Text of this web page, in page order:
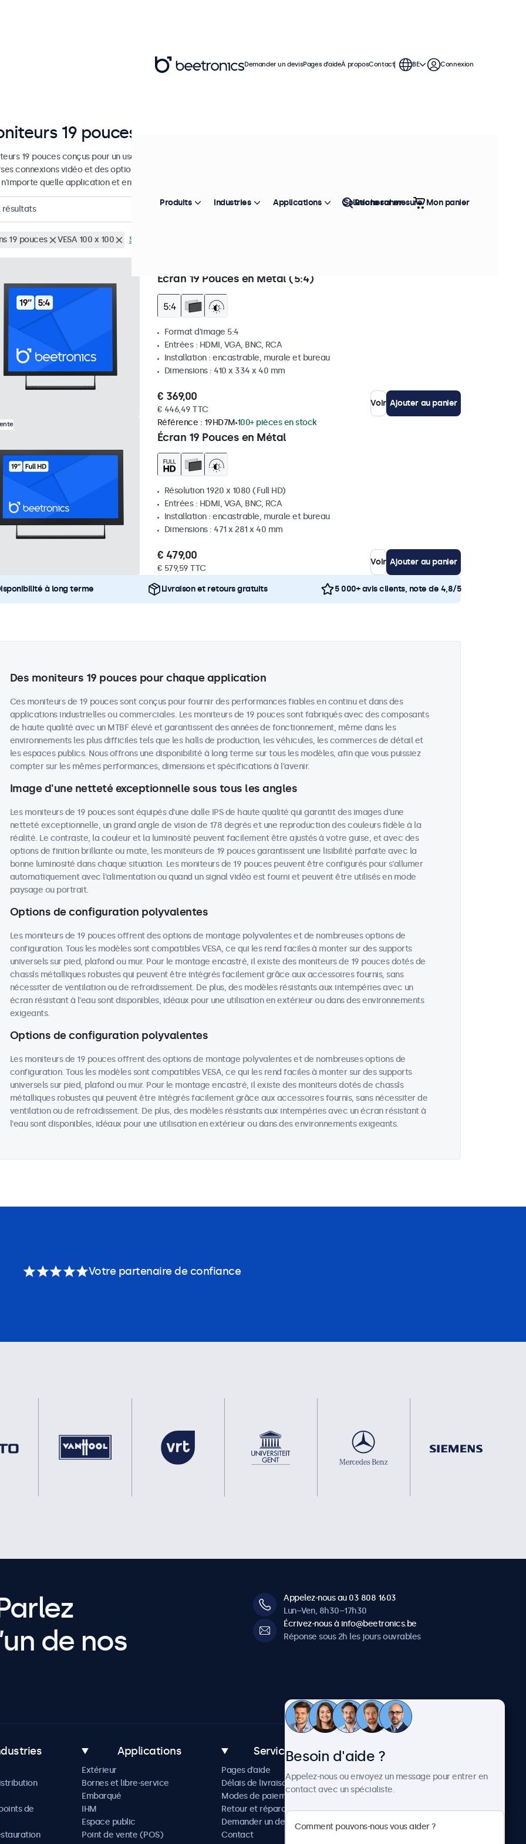
19 pouces
19 pouces conçus pour un usage industriel et commercial. Ces moniteurs de 19 pouces offrent
connexions vidéo et des options de montage polyvalentes, leur permettant de s'intégrer facilement
n'importe quelle application et environnement.
résultats Top vente
19 pouces VESA 100 x 100 Supprimer tous les filtres
Écran 19 Pouces en Métal (5:4)
Format d'image 5:4
Entrées : HDMI, VGA, BNC, RCA
Installation : encastrable, murale et bureau
Dimensions : 410 x 334 x 40 mm
€ 369,00
€ 446,49 TTC
Voir Ajouter au panier
Écran 19 Pouces en Métal
Référence : 19HD7M 100+ pièces en stock
Résolution 1920 x 1080 (Full HD)
Entrées : HDMI, VGA, BNC, RCA
Installation : encastrable, murale et bureau
Dimensions : 471 x 281 x 40 mm
€ 479,00
€ 579,59 TTC
Voir Ajouter au panier
à long terme Livraison et retours gratuits 5 000+ avis clients, note de 4,8/5
Des moniteurs 19 pouces pour chaque application
Ces moniteurs de 19 pouces sont conçus pour fournir des performances fiables en continu et dans des
applications industrielles ou commerciales. Les moniteurs de 19 pouces sont fabriqués avec des composants
de haute qualité avec un MTBF élevé et garantissent des années de fonctionnement, même dans les
environnements les plus difficiles tels que les halls de production, les véhicules, les commerces de détail et
les espaces publics. Nous offrons une disponibilité à long terme sur tous les modèles, afin que vous puissiez
compter sur les mêmes performances, dimensions et spécifications à l'avenir.
Image d'une netteté exceptionnelle sous tous les angles
Les moniteurs de 19 pouces sont équipés d'une dalle IPS de haute qualité qui garantit des images d'une
netteté exceptionnelle, un grand angle de vision de 178 degrés et une reproduction des couleurs fidèle à la
réalité. Le contraste, la couleur et la luminosité peuvent facilement être ajustés à votre guise, et avec des
options de finition brillante ou mate, les moniteurs de 19 pouces garantissent une lisibilité parfaite avec la
bonne luminosité dans chaque situation. Les moniteurs de 19 pouces peuvent être configurés pour s'allumer
automatiquement avec l'alimentation ou quand un signal vidéo est fourni et peuvent être utilisés en mode
paysage ou portrait.
Options de configuration polyvalentes
Les moniteurs de 19 pouces offrent des options de montage polyvalentes et de nombreuses options de
configuration. Tous les modèles sont compatibles VESA, ce qui les rend faciles à monter sur des supports
universels sur pied, plafond ou mur. Pour le montage encastré, il existe des moniteurs de 19 pouces dotés de
chassîs métalliques robustes qui peuvent être intégrés facilement grâce aux accessoires fournis, sans
nécessiter de ventilation ou de refroidissement. De plus, des modèles résistants aux intempéries avec un
écran résistant à l'eau sont disponibles, idéaux pour une utilisation en extérieur ou dans des environnements
exigeants.
Options de configuration polyvalentes
Les moniteurs de 19 pouces offrent des options de montage polyvalentes et de nombreuses options de
configuration. Tous les modèles sont compatibles VESA, ce qui les rend faciles à monter sur des supports
universels sur pied, plafond ou mur. Pour le montage encastré, il existe des moniteurs dotés de chassîs
métalliques robustes qui peuvent être intégrés facilement grâce aux accessoires fournis, sans nécessiter de
ventilation ou de refroidissement. De plus, des modèles résistants aux intempéries avec un écran résistant à
l'eau sont disponibles, idéaux pour une utilisation en extérieur ou dans des environnements exigeants.
Demander un devisPages d’aideÀ proposContact BE Connexion
Produits Industries Applications Solutions sur mesure
Rechercher Mon panier
Votre partenaire de confiance
de nos
Appelez-nous au 03 808 1603
Lun–Ven, 8h30–17h30
Écrivez-nous à info@beetronics.be
Réponse sous 2h les jours ouvrables
de
Applications
Extérieur
Bornes et libre-service
Embarqué
IHM
Espace public
Point de vente (POS)
Service client
Pages d’aide
Délais de livraison
Modes de paiement
Retour et réparation
Demander un devis
Contact
Actualités et mises à jour
Carrière
Conditions de vente
Besoin d'aide ?
Appelez-nous ou envoyez un message pour entrer en
contact avec un spécialiste.